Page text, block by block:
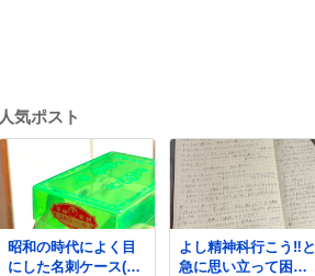
人気ポスト
昭和の時代によく目
にした名刺ケース(名
よし精神科行こう‼️と
急に思い立って困っ